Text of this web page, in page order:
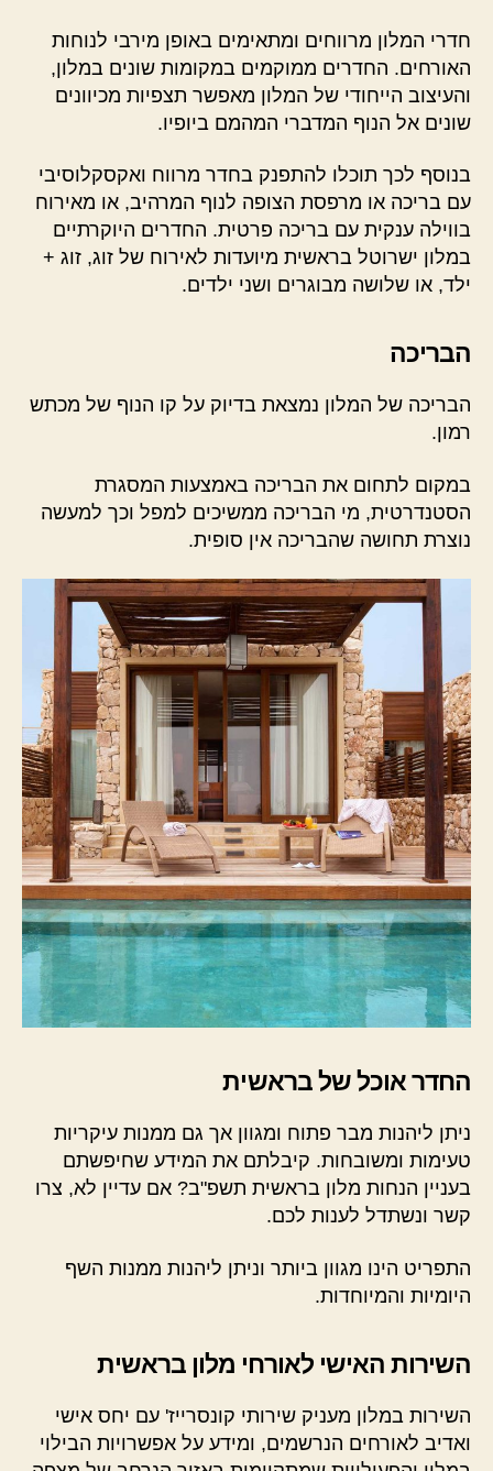
חדרי המלון מרווחים ומתאימים באופן מירבי לנוחות
האורחים. החדרים ממוקמים במקומות שונים במלון,
והעיצוב הייחודי של המלון מאפשר תצפיות מכיוונים
שונים אל הנוף המדברי המהמם ביופיו.
בנוסף לכך תוכלו להתפנק בחדר מרווח ואקסקלוסיבי
עם בריכה או מרפסת הצופה לנוף המרהיב, או מאירוח
בווילה ענקית עם בריכה פרטית. החדרים היוקרתיים
במלון ישרוטל בראשית מיועדות לאירוח של זוג, זוג +
ילד, או שלושה מבוגרים ושני ילדים.
הבריכה
הבריכה של המלון נמצאת בדיוק על קו הנוף של מכתש
רמון.
במקום לתחום את הבריכה באמצעות המסגרת
הסטנדרטית, מי הבריכה ממשיכים למפל וכך למעשה
נוצרת תחושה שהבריכה אין סופית.
החדר אוכל של בראשית
ניתן ליהנות מבר פתוח ומגוון אך גם ממנות עיקריות
טעימות ומשובחות. קיבלתם את המידע שחיפשתם
בעניין הנחות מלון בראשית תשפ"ב? אם עדיין לא, צרו
קשר ונשתדל לענות לכם.
התפריט הינו מגוון ביותר וניתן ליהנות ממנות השף
היומיות והמיוחדות.
השירות האישי לאורחי מלון בראשית
השירות במלון מעניק שירותי קונסרייז' עם יחס אישי
ואדיב לאורחים הנרשמים, ומידע על אפשרויות הבילוי